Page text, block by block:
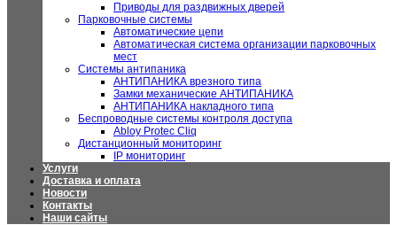
Приводы для раздвижных дверей
Парковочные системы
Автоматические цепи
Автоматическая система организации парковочных
мест
Системы антипаника
АНТИПАНИКА врезного типа
Замки механические АНТИПАНИКА
АНТИПАНИКА накладного типа
Беспроводные системы контроля доступа
Abloy Protec Cliq
Дистанционный мониторинг
IP мониторинг
Услуги
Доставка и оплата
Новости
Контакты
Наши сайты